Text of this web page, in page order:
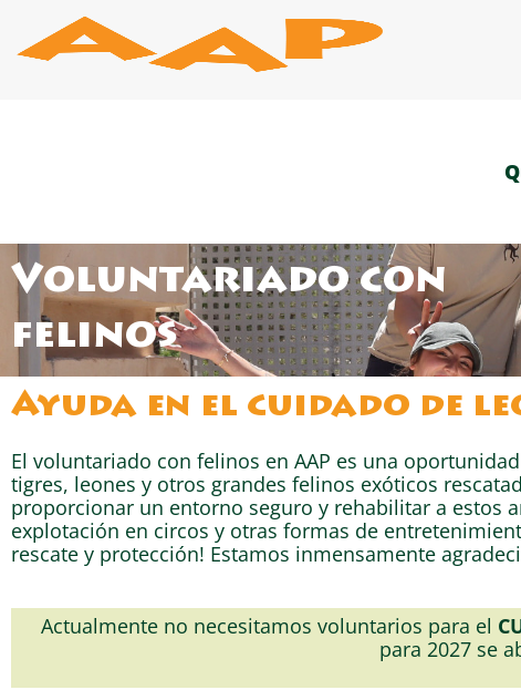
contenido
Voluntariado con
felinos
Ayuda en el cuidado de
El voluntariado con felinos en AAP es una
tigres, leones y otros grandes felinos exóticos
proporcionar un entorno seguro y rehabilitar a estos
explotación en circos y otras formas de
rescate y protección! Estamos inmensamente
Actualmente no necesitamos voluntarios para el
para 2027 se